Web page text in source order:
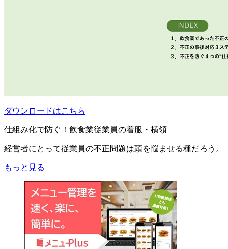
ダウンロードはこちら
仕組み化で防ぐ！飲食業従業員の着服・横領
経営者にとって従業員の不正問題は頭を悩ませる種だろう。
もっと見る